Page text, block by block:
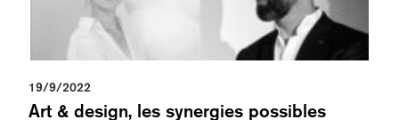
19/9/2022
Art & design, les synergies possibles